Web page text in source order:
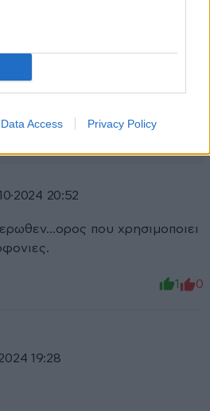
Data Access Privacy Policy
20:52
που χρησιμοποιει
1 0
19:28